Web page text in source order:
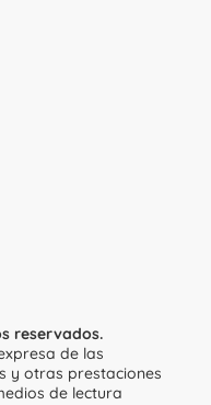
reservados.
de las
y otras prestaciones
de lectura